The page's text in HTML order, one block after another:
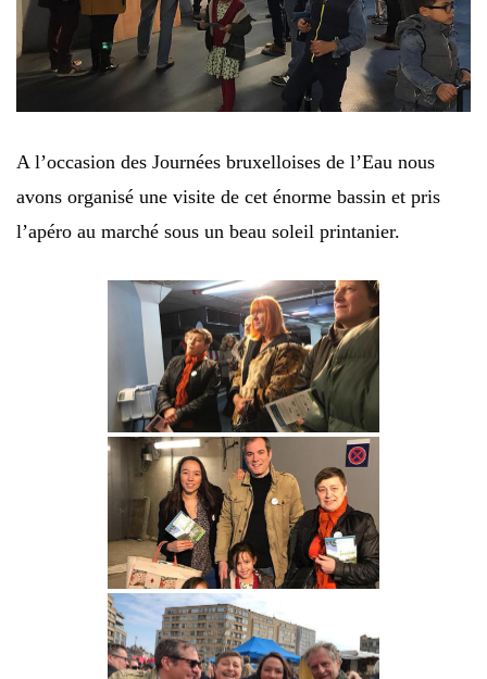
A l’occasion des Journées bruxelloises de l’Eau nous
avons organisé une visite de cet énorme bassin et pris
l’apéro au marché sous un beau soleil printanier.